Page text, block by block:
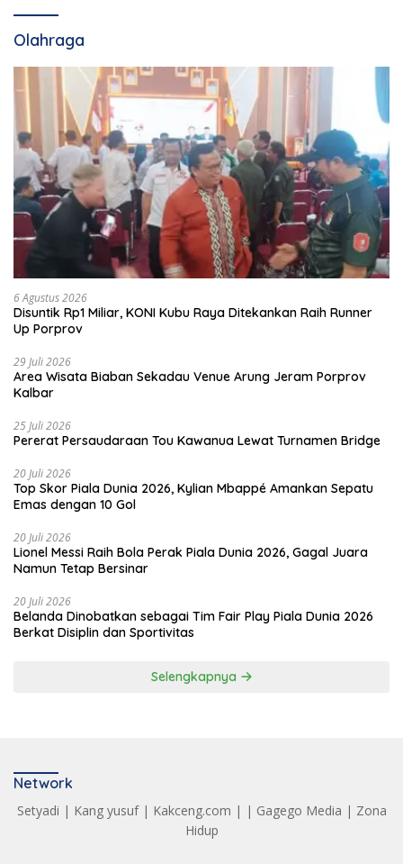
Olahraga
6 Agustus 2026
Disuntik Rp1 Miliar, KONI Kubu Raya Ditekankan Raih Runner
Up Porprov
29 Juli 2026
Area Wisata Biaban Sekadau Venue Arung Jeram Porprov
Kalbar
25 Juli 2026
Pererat Persaudaraan Tou Kawanua Lewat Turnamen Bridge
20 Juli 2026
Top Skor Piala Dunia 2026, Kylian Mbappé Amankan Sepatu
Emas dengan 10 Gol
20 Juli 2026
Lionel Messi Raih Bola Perak Piala Dunia 2026, Gagal Juara
Namun Tetap Bersinar
20 Juli 2026
Belanda Dinobatkan sebagai Tim Fair Play Piala Dunia 2026
Berkat Disiplin dan Sportivitas
Selengkapnya
Network
Setyadi | Kang yusuf| Kakceng.com | | Gagego Media | Zona
Hidup